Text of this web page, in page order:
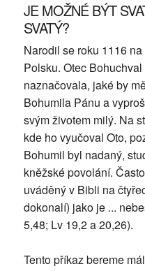
JE MOŽNÉ BÝT
SVATÝ?
Narodil se roku 1116
Polsku. Otec
naznačovala, jaké by
Bohumila Pánu a
svým životem milý. Na
kde ho vyučoval Oto,
Bohumil byl nadaný,
kněžské povolání.
uváděný v Bibli na
dokonalí) jako je ...
5,48; Lv 19,2 a 20,26).
Tento příkaz bereme